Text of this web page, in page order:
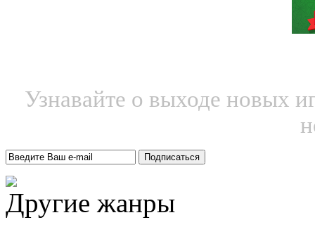
Узнавайте о выходе новых
Другие жанры